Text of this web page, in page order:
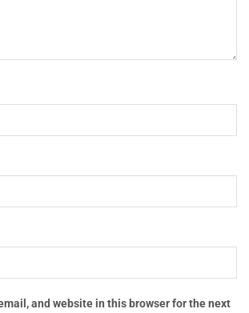
and website in this browser for the next